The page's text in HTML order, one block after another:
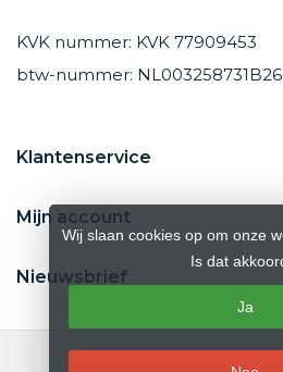
KVK nummer: KVK 77909453
btw-nummer: NL003258731B26
Klantenservice
Mijn account
Nieuwsbrief
Wij slaan cookies op om onze
Is dat
Ja